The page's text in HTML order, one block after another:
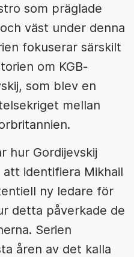
som präglade
väst under denna
fokuserar särskilt
om KGB-
som blev en
mellan
hur Gordijevskij
identifiera Mikhail
ny ledare för
detta påverkade de
Serien
åren av det kalla